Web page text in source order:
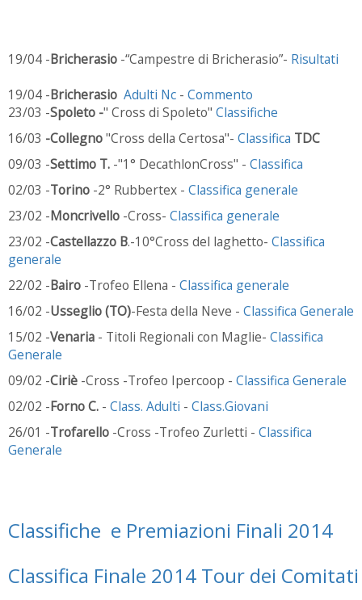
19/04 -Bricherasio -“Campestre di Bricherasio”- Risultati
19/04 -Bricherasio Adulti Nc - Commento
23/03 -Spoleto -" Cross di Spoleto" Classifiche
16/03 -Collegno"Cross della Certosa"- Classifica TDC
09/03 -Settimo T. -"1° DecathlonCross" - Classifica
02/03 -Torino -2° Rubbertex - Classifica generale
23/02 -Moncrivello -Cross- Classifica generale
23/02 -Castellazzo B.-10°Cross del laghetto- Classifica
generale
22/02 -Bairo -Trofeo Ellena - Classifica generale
16/02 -Usseglio (TO)-Festa della Neve - Classifica Generale
15/02 -Venaria - Titoli Regionali con Maglie- Classifica
Generale
09/02 -Ciriè -Cross -Trofeo Ipercoop - Classifica Generale
02/02 -Forno C. - Class. Adulti - Class.Giovani
26/01 -Trofarello -Cross -Trofeo Zurletti - Classifica
Generale
Classifiche e Premiazioni Finali 2014
Classifica Finale 2014 Tour dei Comitati